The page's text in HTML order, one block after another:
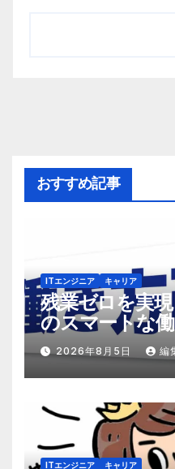
おすすめ記事
ITエンジニア キャリア
残業ゼロを実
のスマートな
2026年8月5日 編
ITエンジニア キャリア